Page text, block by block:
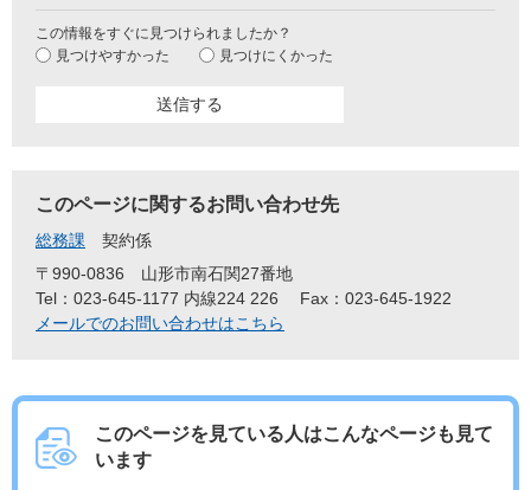
この情報をすぐに見つけられましたか？
見つけやすかった
見つけにくかった
このページに関するお問い合わせ先
総務課
契約係
〒990-0836
山形市南石関27番地
Tel：023-645-1177 内線224 226
Fax：023-645-1922
メールでのお問い合わせはこちら
このページを見ている人はこんなページも見て
います